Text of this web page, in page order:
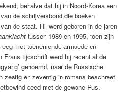
behalve dat hij in Noord-Korea een
de schrijversbond die boeken
de staat. Hij werd geboren in de jaren
tussen 1989 en 1995, toen zijn
met toenemende armoede en
Frans tijdschrift werd hij recent al de
genoemd, naar de Russische
zestig en zeventig in romans beschreef
deed met de gewone Rus.